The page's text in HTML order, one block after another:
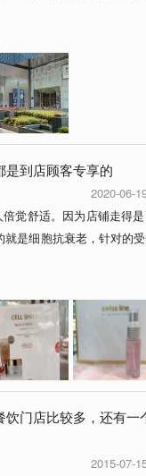
是到店顾客专享的
2020-06-
觉舒适。因为店铺走得
是细胞抗衰老，针对的
门店比较多，还有一
2015-07-